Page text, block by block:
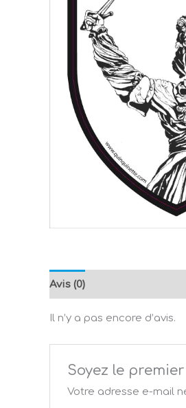
Avis (0)
Il n’y a pas encore d’avis.
Soyez le
Votre adresse e-mail